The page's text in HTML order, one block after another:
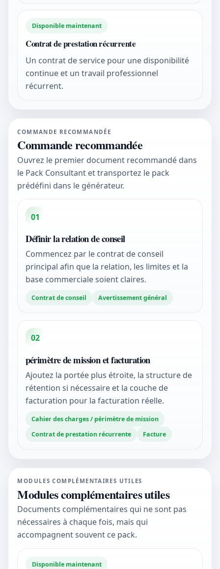
Disponible maintenant
Contrat de prestation récurrente
Un contrat de service pour une disponibilité
continue et un travail professionnel
récurrent.
COMMANDE RECOMMANDÉE
Commande recommandée
Ouvrez le premier document recommandé dans
le Pack Consultant et transportez le pack
prédéfini dans le générateur.
01
Définir la relation de conseil
Commencez par le contrat de conseil
principal afin que la relation, les limites et la
base commerciale soient claires.
Contrat de conseil Avertissement général
02
périmètre de mission et facturation
Ajoutez la portée plus étroite, la structure de
rétention si nécessaire et la couche de
facturation pour la facturation réelle.
Cahier des charges / périmètre de mission
Contrat de prestation récurrente
Facture
MODULES COMPLÉMENTAIRES UTILES
Modules complémentaires utiles
Documents complémentaires qui ne sont pas
nécessaires à chaque fois, mais qui
accompagnent souvent ce pack.
Disponible maintenant